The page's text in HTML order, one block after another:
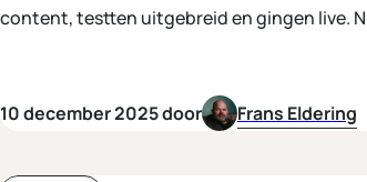
content, testten uitgebreid en gingen live.
10 december 2025 door Frans Eldering